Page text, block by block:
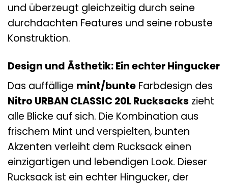
und überzeugt gleichzeitig durch seine
durchdachten Features und seine robuste
Konstruktion.
Design und Ästhetik: Ein echter Hingucker
Das auffällige mint/bunte Farbdesign des
Nitro URBAN CLASSIC 20L Rucksacks zieht
alle Blicke auf sich. Die Kombination aus
frischem Mint und verspielten, bunten
Akzenten verleiht dem Rucksack einen
einzigartigen und lebendigen Look. Dieser
Rucksack ist ein echter Hingucker, der